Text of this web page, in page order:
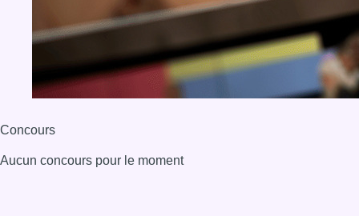
Concours
Aucun concours pour le moment